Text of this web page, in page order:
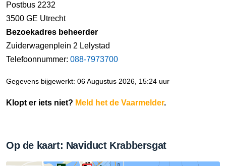
Postbus 2232
3500 GE Utrecht
Bezoekadres beheerder
Zuiderwagenplein 2 Lelystad
Telefoonnummer: 088-7973700
Gegevens bijgewerkt: 06 Augustus 2026, 15:24 uur
Klopt er iets niet? Meld het de Vaarmelder.
Op de kaart: Naviduct Krabbersgat